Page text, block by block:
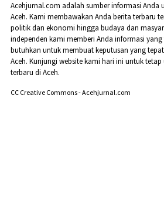
Acehjurnal.com adalah sumber informasi Anda
Aceh. Kami membawakan Anda berita terbaru
politik dan ekonomi hingga budaya dan
independen kami memberi Anda informasi
butuhkan untuk membuat keputusan yang
Aceh. Kunjungi website kami hari ini untuk
terbaru di Aceh.
CC Creative Commons - Acehjurnal.com